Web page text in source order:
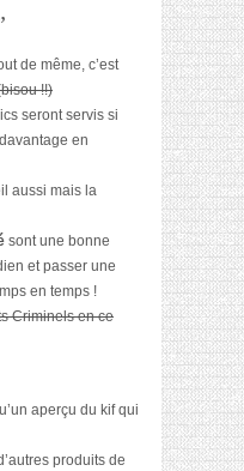
de même, c’est
!!)
seront servis si
en
aussi mais la
sont une bonne
et passer une
en temps !
Criminels en ce
aperçu du kif qui
produits de